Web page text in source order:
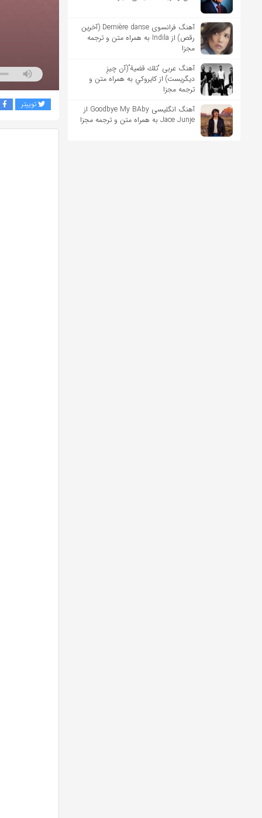
آهنگ فرانسوی Dernière danse (آخرین
رقص) از Indila به همراه متن و ترجمه
مجزا
آهنگ عربی “تلك قضية”(آن چیزِ
دیگریست) از كايروكي به همراه متن و
ترجمه مجزا
آهنگ انگلیسی Goodbye My BAby از
Jace Junje به همراه متن و ترجمه مجزا
توییتر